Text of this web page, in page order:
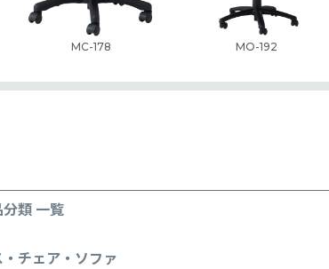
MC-178 MO-192
類 一覧
・チェア・ソファ